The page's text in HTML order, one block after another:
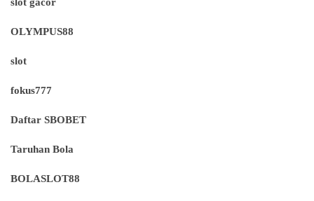
OLYMPUS88
slot
fokus777
Daftar SBOBET
Taruhan Bola
BOLASLOT88